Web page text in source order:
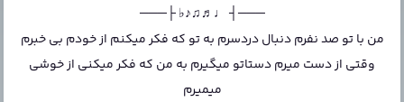
───┤ ♩♬♫♪♭ ├───
من با تو صد نفرم دنبال دردسرم به تو که فکر میکنم از خودم بی خبرم
وقتی از دست میرم دستاتو میگیرم به من که فکر میکنی از خوشی
میمیرم